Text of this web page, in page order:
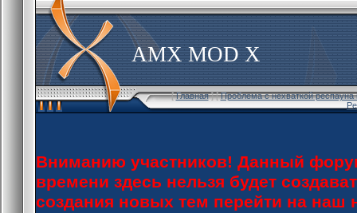
AMX MOD X
[Главная] [Проблема с нехваткой
Вниманию участников! Данный
времени здесь нельзя будет
создания новых тем перейти на